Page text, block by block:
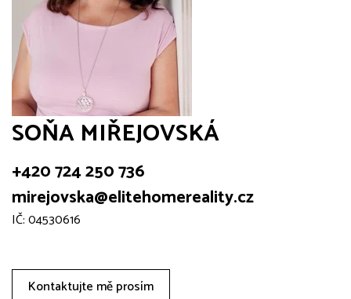
SOŇA MIŘEJOVSKÁ
+420 724 250 736
mirejovska@elitehomereality.cz
IČ: 04530616
Kontaktujte mě prosím